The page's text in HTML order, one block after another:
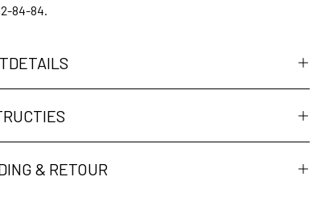
84-84.
& RETOUR